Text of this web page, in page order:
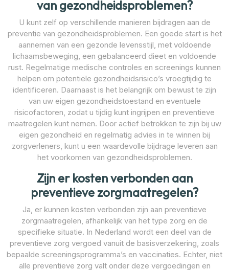
van gezondheidsproblemen?
U kunt zelf op verschillende manieren bijdragen aan de
preventie van gezondheidsproblemen. Een goede start is het
aannemen van een gezonde levensstijl, met voldoende
lichaamsbeweging, een gebalanceerd dieet en voldoende
rust. Regelmatige medische controles en screenings kunnen
helpen om potentiële gezondheidsrisico’s vroegtijdig te
identificeren. Daarnaast is het belangrijk om bewust te zijn
van uw eigen gezondheidstoestand en eventuele
risicofactoren, zodat u tijdig kunt ingrijpen en preventieve
maatregelen kunt nemen. Door actief betrokken te zijn bij uw
eigen gezondheid en regelmatig advies in te winnen bij
zorgverleners, kunt u een waardevolle bijdrage leveren aan
het voorkomen van gezondheidsproblemen.
Zijn er kosten verbonden aan
preventieve zorgmaatregelen?
Ja, er kunnen kosten verbonden zijn aan preventieve
zorgmaatregelen, afhankelijk van het type zorg en de
specifieke situatie. In Nederland wordt een deel van de
preventieve zorg vergoed vanuit de basisverzekering, zoals
bepaalde screeningsprogramma’s en vaccinaties. Echter, niet
alle preventieve zorg valt onder deze vergoedingen en